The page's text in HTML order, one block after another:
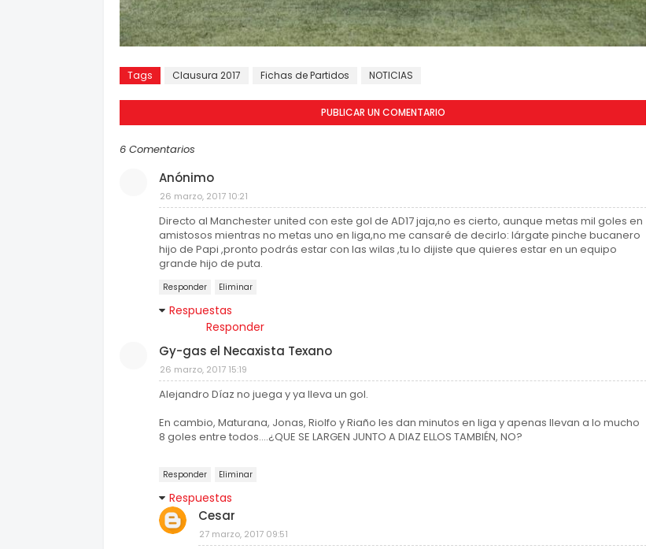
Tags Clausura 2017 Fichas de Partidos NOTICIAS
PUBLICAR UN COMENTARIO
6 Comentarios
Anónimo
26 marzo, 2017 10:21
Directo al Manchester united con este gol de AD17 jaja,no es cierto, aunque metas mil goles en
amistosos mientras no metas uno en liga,no me cansaré de decirlo: lárgate pinche bucanero
hijo de Papi ,pronto podrás estar con las wilas ,tu lo dijiste que quieres estar en un equipo
grande hijo de puta.
Responder Eliminar
Respuestas
Responder
Gy-gas el Necaxista Texano
26 marzo, 2017 15:19
Alejandro Díaz no juega y ya lleva un gol.
En cambio, Maturana, Jonas, Riolfo y Riaño les dan minutos en liga y apenas llevan a lo mucho
8 goles entre todos....¿QUE SE LARGEN JUNTO A DIAZ ELLOS TAMBIÉN, NO?
Responder Eliminar
Respuestas
Cesar
27 marzo, 2017 09:51